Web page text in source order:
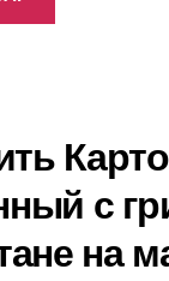
с
на